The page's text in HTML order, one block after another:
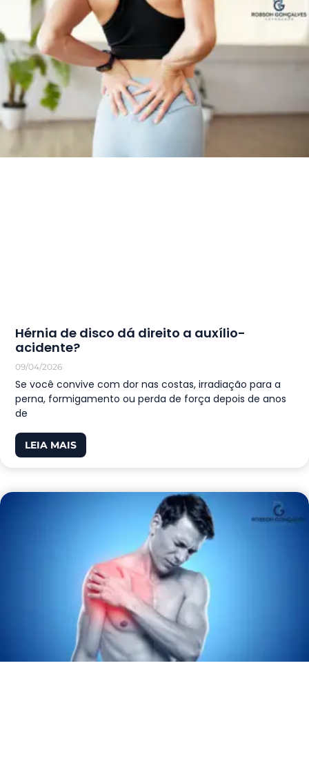
Hérnia de disco dá direito a auxílio-
acidente?
09/04/2026
Se você convive com dor nas costas, irradiação para a
perna, formigamento ou perda de força depois de anos
de
LEIA MAIS